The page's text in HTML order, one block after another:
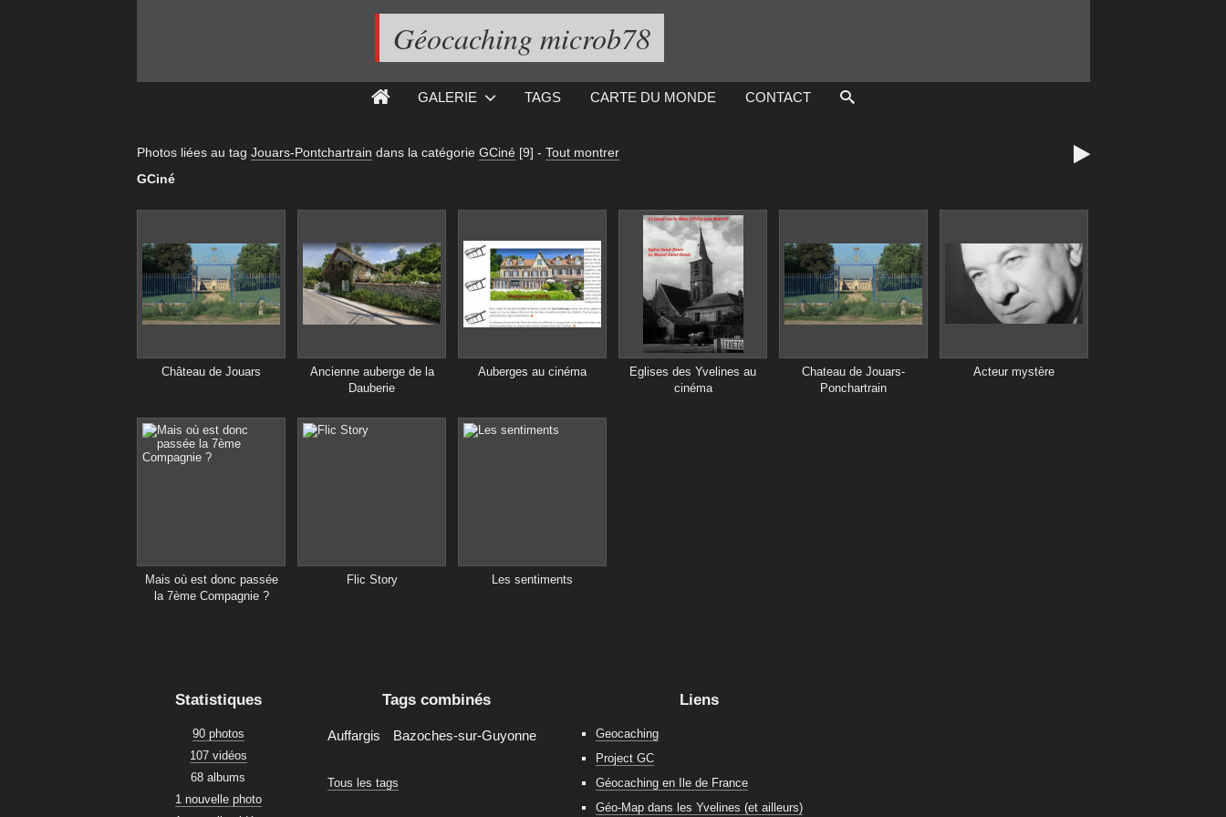
Géocaching microb78
GALERIE TAGS CARTE DU MONDE CONTACT
Photos liées au tag Jouars-Pontchartrain dans la catégorie GCiné [9] - Tout montrer
GCiné

Château de Jouars
Ancienne auberge de la
Dauberie
Auberges au cinéma
Eglises des Yvelines au
cinéma
Chateau de Jouars-
Ponchartrain
Acteur mystère
Mais où est donc passée
la 7ème Compagnie ?
Flic Story Les sentiments
Statistiques
90 photos
107 vidéos
68 albums
1 nouvelle photo
Tags combinés
Auffargis Bazoches-sur-Guyonne
Tous les tags
Liens
Geocaching
Project GC
Géocaching en Ile de France
Géo-Map dans les Yvelines (et ailleurs)